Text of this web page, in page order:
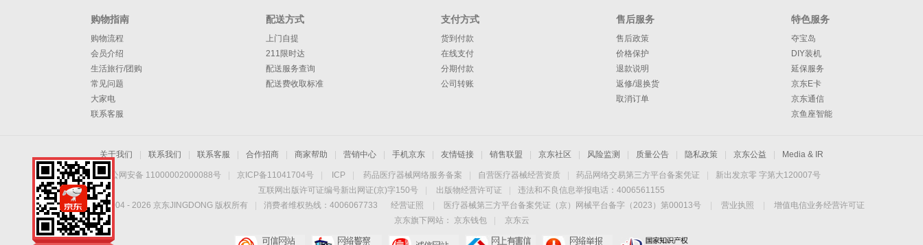
购物指南
购物流程
会员介绍
生活旅行/团购
常见问题
大家电
联系客服
配送方式
上门自提
211限时达
配送服务查询
配送费收取标准
支付方式
货到付款
在线支付
分期付款
公司转账
售后服务
售后政策
价格保护
退款说明
返修/退换货
取消订单
特色服务
夺宝岛
DIY装机
延保服务
京东E卡
京东通信
京鱼座智能
关于我们 联系我们 联系客服 合作招商 商家帮助 营销中心 手机京东 友情链接 销售联盟 京东社区 风险监测 质量公告 隐私政策 京东公益 Media & IR
京公网安备 11000002000088号 京ICP备11041704号 ICP 药品医疗器械网络服务备案 自营医疗器械经营资质 药品网络交易第三方平台备案凭证
新出发京零 字第大120007号
互联网出版许可证编号新出网证(京)字150号
出版物经营许可证
违法和不良信息举报电话：4006561155
Copyright © 2004 - 2026 京东JINGDONG 版权所有 消费者维权热线：4006067733 经营证照 医疗器械第三方平台备案凭证（京）网械平台备字（2023）第00013号 营业执照
增值电信业务经营许可证
京东旗下网站：
京东钱包
京东云
手机扫一扫，劲爆优
惠触手可得！